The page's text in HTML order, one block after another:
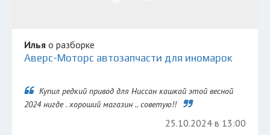
Илья о разборке
Аверс-Моторс автозапчасти для иномарок
Купил редкий привод для Ниссан кашкай этой весной
2024 нигде . хороший магазин .. советую!!
25.10.2024 в 13:00